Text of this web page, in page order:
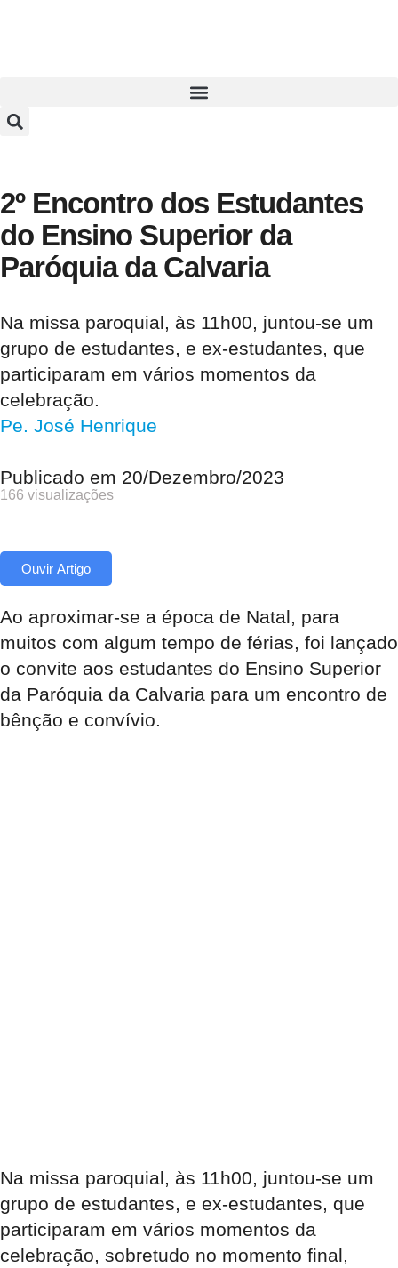
2º Encontro dos Estudantes
do Ensino Superior da
Paróquia da Calvaria
Na missa paroquial, às 11h00, juntou-se um
grupo de estudantes, e ex-estudantes, que
participaram em vários momentos da
celebração.
Pe. José Henrique
Publicado em 20/Dezembro/2023
166 visualizações
Ouvir Artigo
Ao aproximar-se a época de Natal, para
muitos com algum tempo de férias, foi lançado
o convite aos estudantes do Ensino Superior
da Paróquia da Calvaria para um encontro de
bênção e convívio.
Na missa paroquial, às 11h00, juntou-se um
grupo de estudantes, e ex-estudantes, que
participaram em vários momentos da
celebração, sobretudo no momento final,